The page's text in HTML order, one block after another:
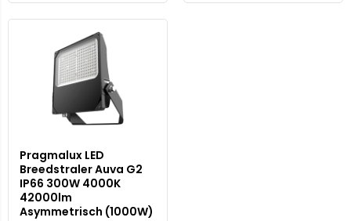
Pragmalux LED
Breedstraler Auva G2
IP66 300W 4000K
42000lm
Asymmetrisch (1000W)